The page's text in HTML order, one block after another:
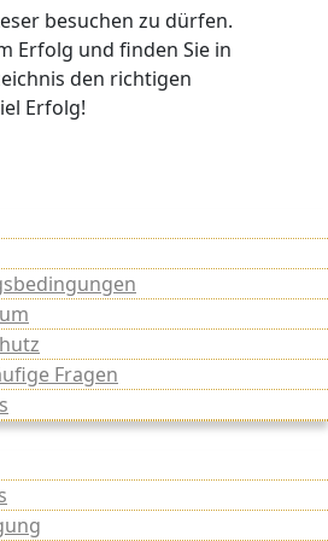
besuchen zu dürfen.
Erfolg und finden Sie in
den richtigen
Erfolg!
Fragen